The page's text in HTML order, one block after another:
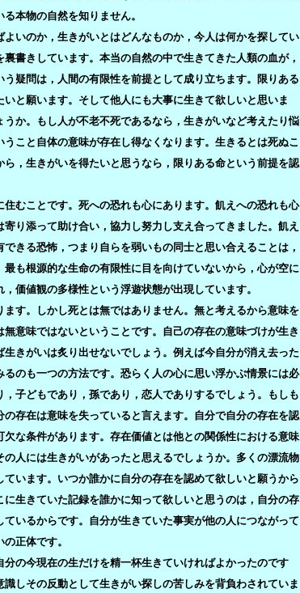
本物の自然を知りません。
いのか，生きがいとはどんなものか，今人は何かを探してい
書きしています。本当の自然の中で生きてきた人類の血が，
疑問は，人間の有限性を前提として成り立ちます。限りある
と願います。そして他人にも大事に生きて欲しいと思いま
か。もし人が不老不死であるなら，生きがいなど考えたり悩
こと自体の意味が存在し得なくなります。生きるとは死ぬこ
，生きがいを得たいと思うなら，限りある命という前提を認
むことです。死への恐れも心にあります。飢えへの恐れも心
り添って助け合い，協力し努力し支え合ってきました。飢え
きる恐怖，つまり自らを弱いもの同士と思い合えることは，
も根源的な生命の有限性に目を向けていないから，心が空に
価値観の多様性という浮遊状態が出現しています。
す。しかし死とは無ではありません。無と考えるから意味を
意味ではないということです。自己の存在の意味づけが生き
きがいは炙り出せないでしょう。例えば今自分が消え去った
のも一つの方法です。恐らく人の心に思い浮かぶ情景には必
子どもであり，孫であり，恋人でありするでしょう。もしも
存在は意味を失っていると言えます。自分で自分の存在を認
な条件があります。存在価値とは他との関係性における意味
人には生きがいがあったと思えるでしょうか。多くの漂流物
います。いつか誰かに自分の存在を認めて欲しいと願うから
生きていた記録を誰かに知って欲しいと思うのは，自分の存
いるからです。自分が生きていた事実が他の人につながって
正体です。
の今現在の生だけを精一杯生きていければよかったのです
しその反動として生きがい探しの苦しみを背負わされていま